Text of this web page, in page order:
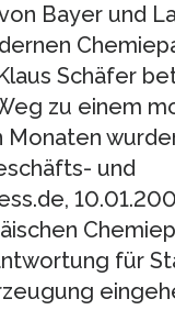
Bayer und
Schäfer
zu einem
Monaten
und
für